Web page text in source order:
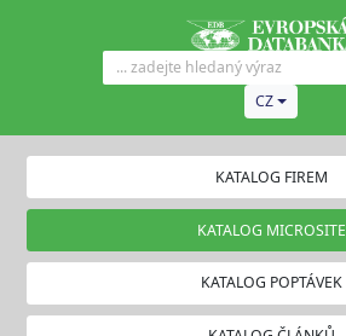
CZ
KATALOG FIREM
KATALOG MICROSITE
KATALOG POPTÁVEK